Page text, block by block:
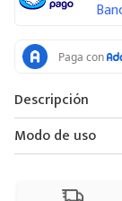
Descripción
Modo de uso